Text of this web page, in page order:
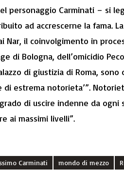
personaggio Carminati – si
ad accrescerne la fama.
Nar, il coinvolgimento in
di Bologna, dell’omicidio
di giustizia di Roma, sono
estrema notorieta’”.
di uscire indenne da ogni
ai massimi livelli”.
Carminati mondo di mezzo